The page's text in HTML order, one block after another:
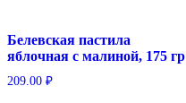
Белевская пастила
яблочная с малиной, 175 гр
209.00 ₽